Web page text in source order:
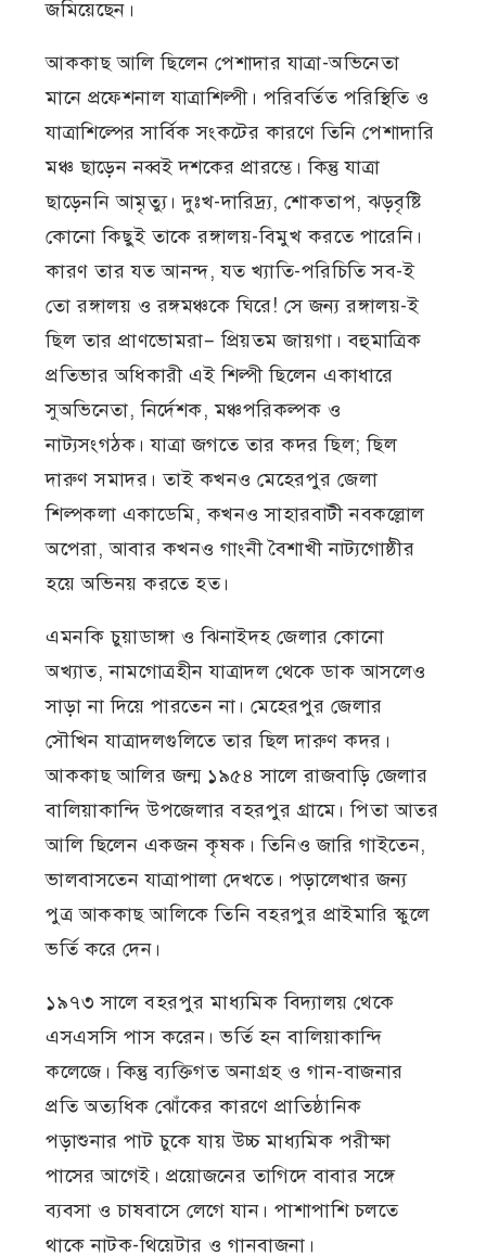
জমিয়েছেন।
আককাছ আলি ছিলেন পেশাদার যাত্রা-অভিনেতা
মানে প্রফেশনাল যাত্রাশিল্পী। পরিবর্তিত পরিস্থিতি ও
যাত্রাশিল্পের সার্বিক সংকটের কারণে তিনি পেশাদারি
মঞ্চ ছাড়েন নব্বই দশকের প্রারম্ভে। কিন্তু যাত্রা
ছাড়েননি আমৃত্যু। দুঃখ-দারিদ্র্য, শোকতাপ, ঝড়বৃষ্টি
কোনো কিছুই তাকে রঙ্গালয়-বিমুখ করতে পারেনি।
কারণ তার যত আনন্দ, যত খ্যাতি-পরিচিতি সব-ই
তো রঙ্গালয় ও রঙ্গমঞ্চকে ঘিরে! সে জন্য রঙ্গালয়-ই
ছিল তার প্রাণভোমরা– প্রিয়তম জায়গা। বহুমাত্রিক
প্রতিভার অধিকারী এই শিল্পী ছিলেন একাধারে
সুঅভিনেতা, নির্দেশক, মঞ্চপরিকল্পক ও
নাট্যসংগঠক। যাত্রা জগতে তার কদর ছিল; ছিল
দারুণ সমাদর। তাই কখনও মেহেরপুর জেলা
শিল্পকলা একাডেমি, কখনও সাহারবাটী নবকল্লোল
অপেরা, আবার কখনও গাংনী বৈশাখী নাট্যগোষ্ঠীর
হয়ে অভিনয় করতে হত।
এমনকি চুয়াডাঙ্গা ও ঝিনাইদহ জেলার কোনো
অখ্যাত, নামগোত্রহীন যাত্রাদল থেকে ডাক আসলেও
সাড়া না দিয়ে পারতেন না। মেহেরপুর জেলার
সৌখিন যাত্রাদলগুলিতে তার ছিল দারুণ কদর।
আককাছ আলির জন্ম ১৯৫৪ সালে রাজবাড়ি জেলার
বালিয়াকান্দি উপজেলার বহরপুর গ্রামে। পিতা আতর
আলি ছিলেন একজন কৃষক। তিনিও জারি গাইতেন,
ভালবাসতেন যাত্রাপালা দেখতে। পড়ালেখার জন্য
পুত্র আককাছ আলিকে তিনি বহরপুর প্রাইমারি স্কুলে
ভর্তি করে দেন।
১৯৭৩ সালে বহরপুর মাধ্যমিক বিদ্যালয় থেকে
এসএসসি পাস করেন। ভর্তি হন বালিয়াকান্দি
কলেজে। কিন্তু ব্যক্তিগত অনাগ্রহ ও গান-বাজনার
প্রতি অত্যধিক ঝোঁকের কারণে প্রাতিষ্ঠানিক
পড়াশুনার পাট চুকে যায় উচ্চ মাধ্যমিক পরীক্ষা
পাসের আগেই। প্রয়োজনের তাগিদে বাবার সঙ্গে
ব্যবসা ও চাষবাসে লেগে যান। পাশাপাশি চলতে
থাকে নাটক-থিয়েটার ও গানবাজনা।